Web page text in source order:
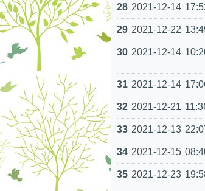
28 2021-12-14
29 2021-12-22
30 2021-12-14
31 2021-12-14
32 2021-12-21
33 2021-12-13
34 2021-12-15
35 2021-12-23